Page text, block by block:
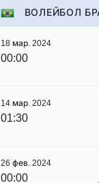
ВОЛЕЙБОЛ
18 мар. 2024
00:00
14 мар. 2024
01:30
26 фев. 2024
00:00